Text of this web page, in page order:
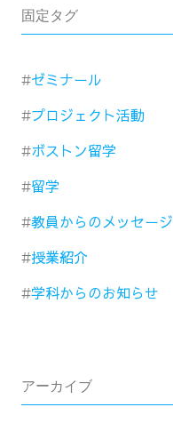
固定タグ
ゼミナール
プロジェクト活動
ボストン留学
留学
教員からのメッセージ
授業紹介
学科からのお知らせ
アーカイブ